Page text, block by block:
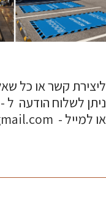
ליצירת קשר או כל
ניתן לשלוח הודעה ל - 0504744522
או למייל - nesicha1online@gmail.com